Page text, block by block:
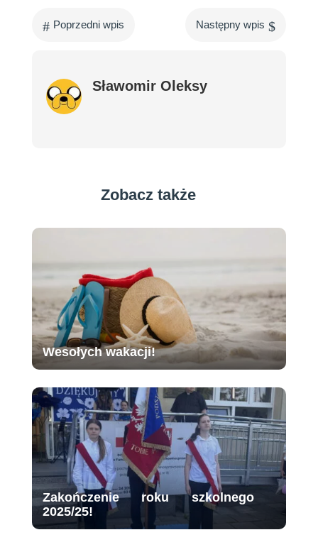
# Poprzedni wpis Następny wpis $
Sławomir Oleksy
Zobacz także
Wesołych wakacji!
Zakończenie roku szkolnego
2025/25!